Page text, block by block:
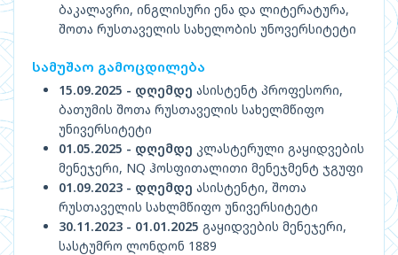
ბაკალავრი, ინგლისური ენა და ლიტერატურა,
შოთა რუსთაველის სახელობის უნოვერსიტეტი
სამუშაო გამოცდილება
15.09.2025 - დღემდე ასისტენტ პროფესორი,
ბათუმის შოთა რუსთაველის სახელმწიფო
უნივერსიტეტი
01.05.2025 - დღემდე კლასტერული გაყიდვების
მენეჯერი, NQ ჰოსფითალითი მენეჯმენტ ჯგუფი
01.09.2023 - დღემდე ასისტენტი, შოთა
რუსთაველის სახლმწიფო უნივერსიტეტი
30.11.2023 - 01.01.2025 გაყიდვების მენეჯერი,
სასტუმრო ლონდონ 1889